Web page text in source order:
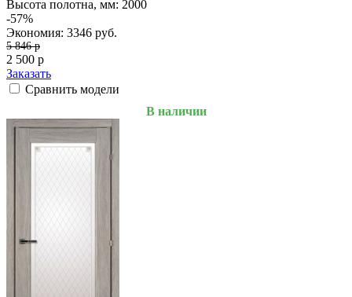
Высота полотна, мм: 2000
-57%
Экономия: 3346 руб.
5 846p
2 500 p
Заказать
Сравнить модели
В наличии